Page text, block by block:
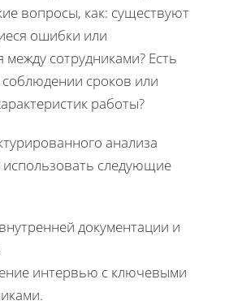
вопросы, как: существуют
ошибки или
сотрудниками? Есть
сроков или
работы?
анализа
использовать следующие
документации и
интервью с ключевыми